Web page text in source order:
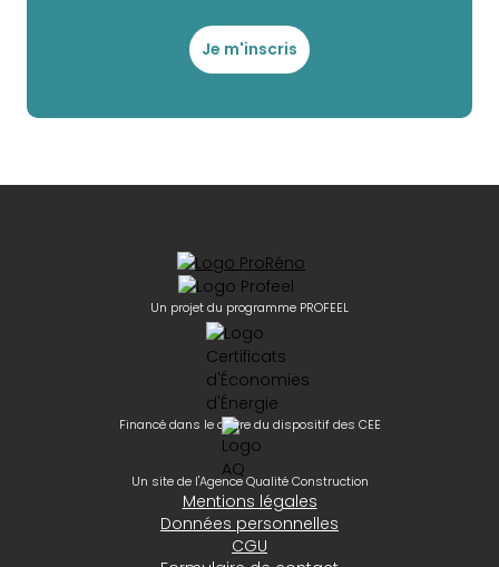
Je m'inscris
Un projet du programme PROFEEL
Financé dans le cadre du dispositif des CEE
Un site de l'Agence Qualité Construction
Mentions légales
Données personnelles
CGU